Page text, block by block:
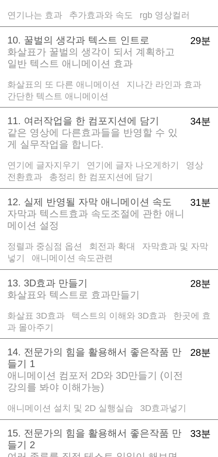
연기나는 효과 추가효과와 속도 rgb 영상컬러
29분
10. 꿀벌의 생각과 텍스트 인트로
화살표가 꿀벌의 생각이 되서 계획하고
일반 텍스트 애니메이션 효과
화살표의 또 다른 애니메이션 지나간 라인과 효과
간단한 텍스트 애니메이션
34분
11. 여러작업을 한 컴포지션에 담기
같은 영상에 다른효과들을 반영할 수 있
게 실무작업을 합니다.
연기에 글자지우기 연기에 글자 나오게하기
영상
전환효과
총정리 한 컴포지션에 담기
31분
12. 실제 반영될 자막 애니메이션 속도
자막과 텍스트효과 속도조절에 관한 애니
메이션 설정
정렬과 중심점 옵션 회전과 확대
자막효과 및 자막
넣기
애니메이션 속도관련
28분
13. 3D효과 만들기
화살표와 텍스트로 효과만들기
화살표 3D효과 텍스트의 이해와 3D효과
한곳에 효
과 몰아주기
28분
14. 전문가의 힘을 활용해서 좋은작품 만
들기 1
애니메이션 컴포저 2D와 3D만들기 (이전
강의를 봐야 이해가능)
애니메이션 설치 및 2D 실행실습 3D효과넣기
33분
15. 전문가의 힘을 활용해서 좋은작품 만
들기 2